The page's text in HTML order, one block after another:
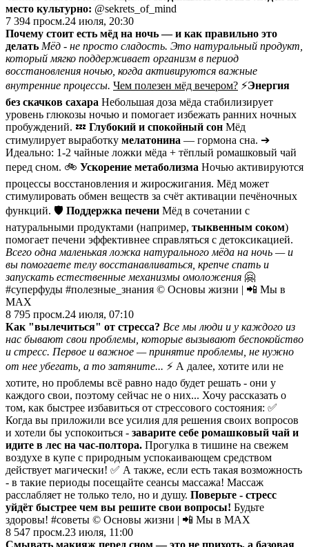
место культурно: @sekrets_of_mind
7 394 просм.24 июля, 20:30
Почему стоит есть мёд на ночь — и как правильно это
делать Мёд - не просто сладость. Это натуральный продукт,
который мягко поддерживает организм в период
восстановления ночью, когда активируются важные
внутренние процессы. Чем полезен мёд вечером? ⚡️Энергия
без скачков сахара Небольшая доза мёда стабилизирует
уровень глюкозы ночью и помогает избежать ранних ночных
пробуждений. 💤 Глубокий и спокойный сон Мёд
стимулирует выработку мелатонина — гормона сна. ➔
Идеально: 1-2 чайные ложки мёда + тёплый ромашковый чай
перед сном. 🚲 Ускорение метаболизма Ночью активируются
процессы восстановления и жиросжигания. Мёд может
стимулировать обмен веществ за счёт активации печёночных
функций. 🛡 Поддержка печени Мёд в сочетании с
натуральными продуктами (например, тыквенным соком)
помогает печени эффективнее справляться с детоксикацией.
Всего одна маленькая ложка натурального мёда на ночь — и
вы помогаете телу восстанавливаться, крепче спать и
запускать естественные механизмы омоложения 🤗
#суперфуды #полезные_знания © Основы жизни | 📲 Мы в
MAX
8 795 просм.24 июля, 07:10
Как "вылечиться" от стресса? Все мы люди и у каждого из
нас бывают свои проблемы, которые вызывают беспокойство
и стресс. Первое и важное — принятие проблемы, не нужно
от нее убегать, а то затяните... ⚡️ А далее, хотите или не
хотите, но проблемы всё равно надо будет решать - они у
каждого свои, поэтому сейчас не о них... Хочу рассказать о
том, как быстрее избавиться от стрессового состояния: ✅
Когда вы приложили все усилия для решения своих вопросов
и хотели бы успокоиться - заварите себе ромашковый чай и
идите в лес на час-полтора. Прогулка в тишине на свежем
воздухе в купе с природным успокаивающем средством
действует магически! ✅ А также, если есть такая возможность
- в такие периоды посещайте сеансы массажа! Массаж
расслабляет не только тело, но и душу. Поверьте - стресс
уйдёт быстрее чем вы решите свои вопросы! Будьте
здоровы! #советы © Основы жизни | 📲 Мы в MAX
8 547 просм.23 июля, 11:00
Смывать макияж перед сном — это не прихоть, а базовая